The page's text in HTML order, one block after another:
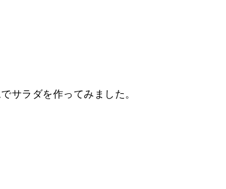
サラダを作ってみました。